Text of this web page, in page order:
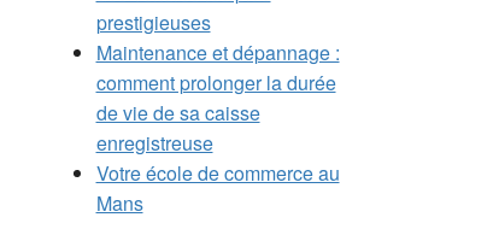
prestigieuses
Maintenance et dépannage :
comment prolonger la durée
de vie de sa caisse
enregistreuse
Votre école de commerce au
Mans